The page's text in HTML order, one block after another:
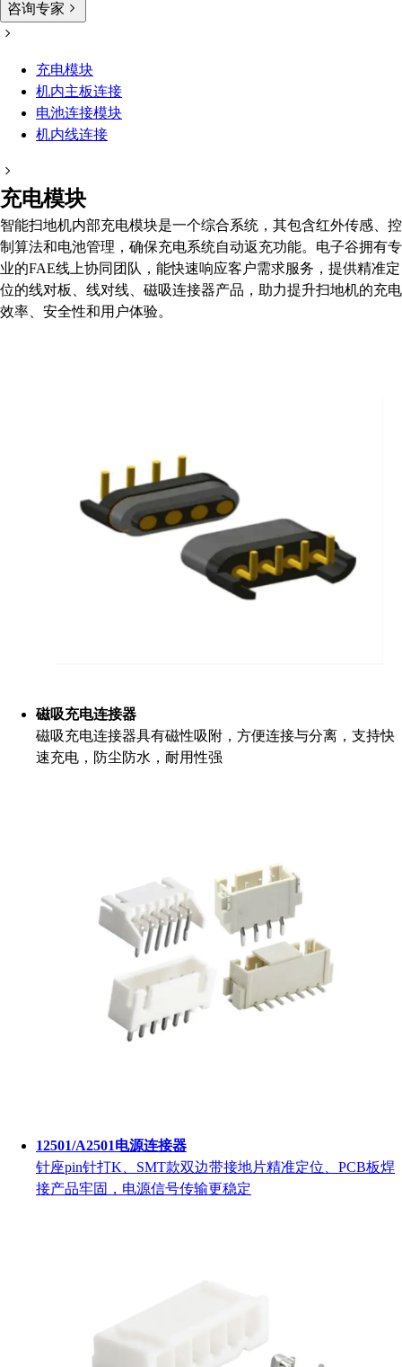
咨询专家
充电模块
机内主板连接
电池连接模块
机内线连接
充电模块
智能扫地机内部充电模块是一个综合系统，其包含红外传感、控
制算法和电池管理，确保充电系统自动返充功能。电子谷拥有专
业的FAE线上协同团队，能快速响应客户需求服务，提供精准定
位的线对板、线对线、磁吸连接器产品，助力提升扫地机的充电
效率、安全性和用户体验。
磁吸充电连接器
磁吸充电连接器具有磁性吸附，方便连接与分离，支持快
速充电，防尘防水，耐用性强
12501/A2501电源连接器
针座pin针打K、SMT款双边带接地片精准定位、PCB板焊
接产品牢固，电源信号传输更稳定